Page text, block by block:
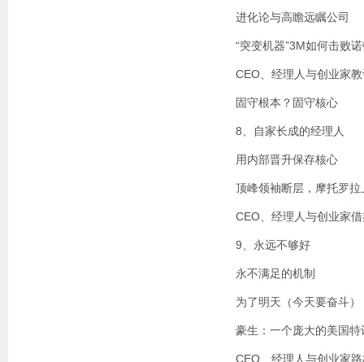
进化论与高瞻远瞩公司
“突变机器”3M如何击败
CEO、经理人与创业家
固守根本？固守核心
8、自家长成的经理人
用内部晋升保存核心
顶峰领袖断层，摩托罗拉
CEO、经理人与创业家
9、永远不够好
永不满足的机制
为了明天（今天要奋斗）
豪生：一个庞大的美国
CEO、经理人与创业家